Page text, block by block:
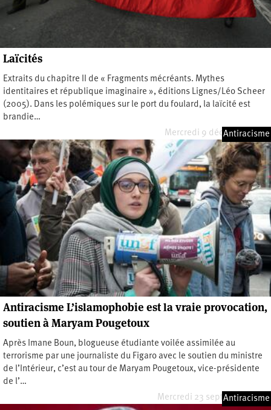
Laïcités
Extraits du chapitre II de « Fragments mécréants. Mythes
identitaires et république imaginaire », éditions Lignes/Léo Scheer
(2005). Dans les polémiques sur le port du foulard, la laïcité est
brandie…
Mercredi 9 décembre 2020
Antiracisme
Antiracisme L’islamophobie est la vraie provocation,
soutien à Maryam Pougetoux
Après Imane Boun, blogueuse étudiante voilée assimilée au
terrorisme par une journaliste du Figaro avec le soutien du ministre
de l’Intérieur, c’est au tour de Maryam Pougetoux, vice-présidente
de l’…
Mercredi 23 septembre 2020
Antiracisme